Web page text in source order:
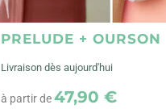
PRELUDE + OURSON
Livraison dès aujourd'hui
à partir de47,90 €